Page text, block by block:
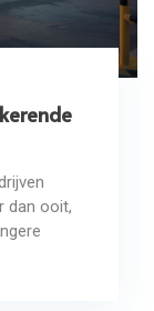
dan ooit,